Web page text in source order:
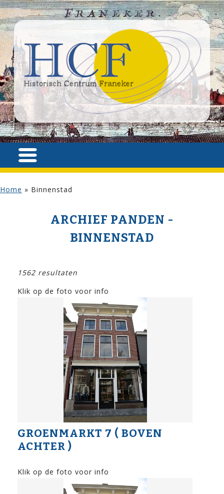
Home » Binnenstad
ARCHIEF PANDEN -
BINNENSTAD
1562 resultaten
Klik op de foto voor info
GROENMARKT 7 ( BOVEN
ACHTER )
Klik op de foto voor info